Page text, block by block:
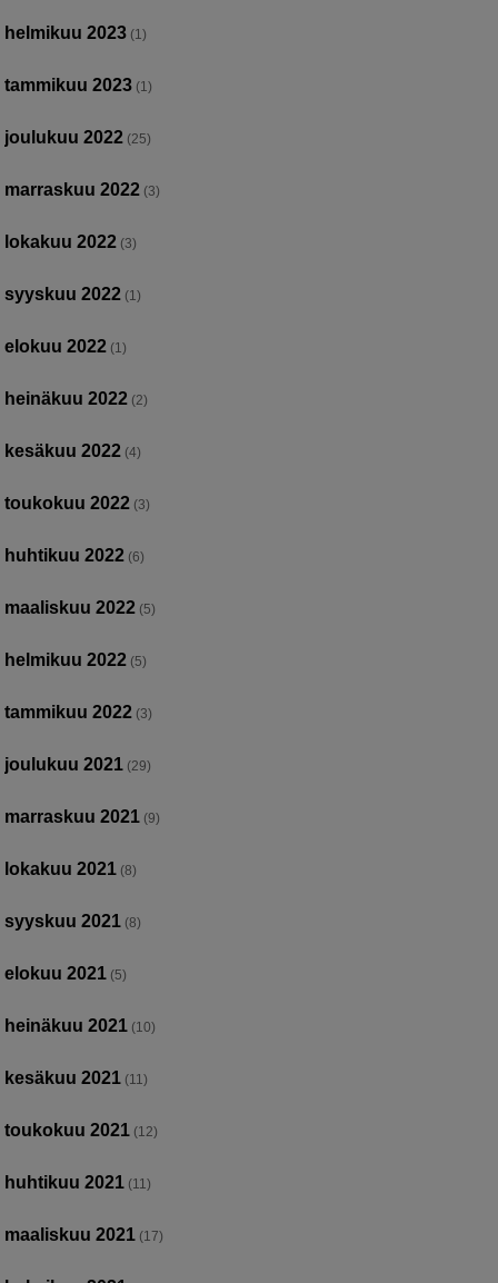
helmikuu 2023 (1)
tammikuu 2023 (1)
joulukuu 2022 (25)
marraskuu 2022 (3)
lokakuu 2022 (3)
syyskuu 2022 (1)
elokuu 2022 (1)
heinäkuu 2022 (2)
kesäkuu 2022 (4)
toukokuu 2022 (3)
huhtikuu 2022 (6)
maaliskuu 2022 (5)
helmikuu 2022 (5)
tammikuu 2022 (3)
joulukuu 2021 (29)
marraskuu 2021 (9)
lokakuu 2021 (8)
syyskuu 2021 (8)
elokuu 2021 (5)
heinäkuu 2021 (10)
kesäkuu 2021 (11)
toukokuu 2021 (12)
huhtikuu 2021 (11)
maaliskuu 2021 (17)